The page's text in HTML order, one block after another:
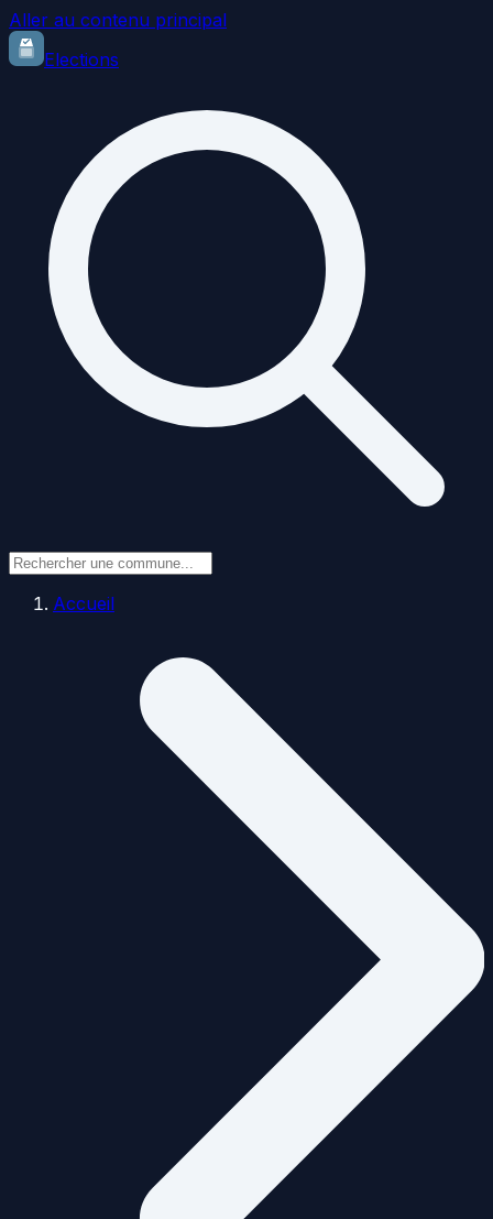
Aller au contenu principal
Elections
Accueil